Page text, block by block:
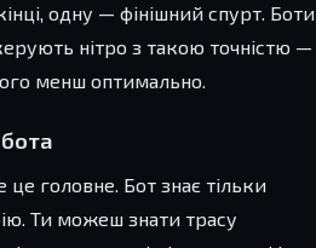
одну — фінішний спурт. Боти
нітро з такою точністю —
менш оптимально.
це головне. Бот знає тільки
Ти можеш знати трасу